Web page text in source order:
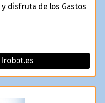
disfruta de los Gastos